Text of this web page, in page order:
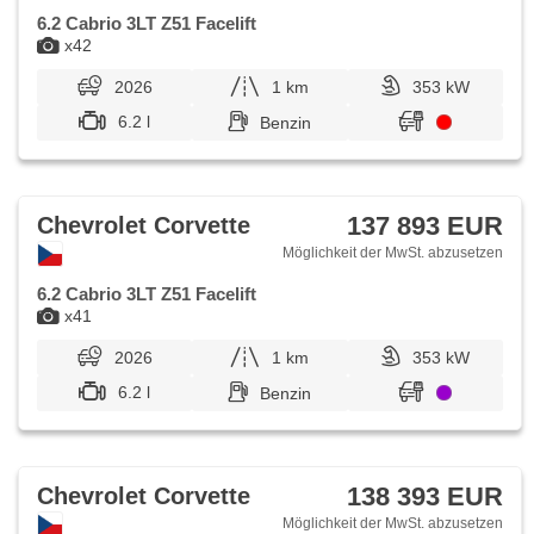
x42
6.2 Cabrio 3LT Z51 Facelift
2026 1 km
353 kW
6.2 l
Benzin
x41
Chevrolet Corvette 137 893 EUR
Möglichkeit der MwSt. abzusetzen
6.2 Cabrio 3LT Z51 Facelift
2026 1 km
353 kW
6.2 l
Benzin
Chevrolet Corvette 138 393 EUR
Möglichkeit der MwSt. abzusetzen